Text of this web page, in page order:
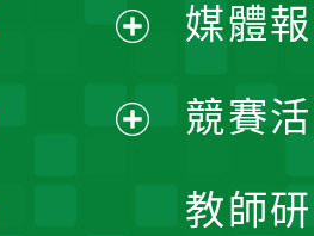
媒體
競賽
教師
開